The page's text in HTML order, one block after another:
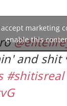
and shit
#shitisreal
marketing
enable this